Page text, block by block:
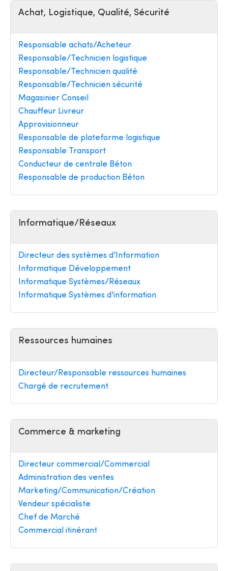
Achat, Logistique, Qualité, Sécurité
Responsable achats/Acheteur
Responsable/Technicien logistique
Responsable/Technicien qualité
Responsable/Technicien sécurité
Magasinier Conseil
Chauffeur Livreur
Approvisionneur
Responsable de plateforme logistique
Responsable Transport
Conducteur de centrale Béton
Responsable de production Béton
Informatique/Réseaux
Directeur des systèmes d'Information
Informatique Développement
Informatique Systèmes/Réseaux
Informatique Systèmes d'information
Ressources humaines
Directeur/Responsable ressources humaines
Chargé de recrutement
Commerce & marketing
Directeur commercial/Commercial
Administration des ventes
Marketing/Communication/Création
Vendeur spécialiste
Chef de Marché
Commercial itinérant